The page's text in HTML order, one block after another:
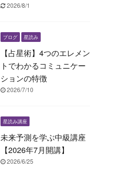
2026/8/1
ブログ 星読み
【占星術】4つのエレメン
トでわかるコミュニケー
ションの特徴
2026/7/10
星読み講座
未来予測を学ぶ中級講座
【2026年7月開講】
2026/6/25